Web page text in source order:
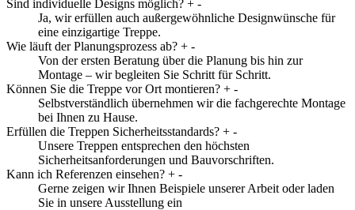
Sind individuelle Designs möglich? + -
Ja, wir erfüllen auch außergewöhnliche Designwünsche für
eine einzigartige Treppe.
Wie läuft der Planungsprozess ab? + -
Von der ersten Beratung über die Planung bis hin zur
Montage – wir begleiten Sie Schritt für Schritt.
Können Sie die Treppe vor Ort montieren? + -
Selbstverständlich übernehmen wir die fachgerechte Montage
bei Ihnen zu Hause.
Erfüllen die Treppen Sicherheitsstandards? + -
Unsere Treppen entsprechen den höchsten
Sicherheitsanforderungen und Bauvorschriften.
Kann ich Referenzen einsehen? + -
Gerne zeigen wir Ihnen Beispiele unserer Arbeit oder laden
Sie in unsere Ausstellung ein